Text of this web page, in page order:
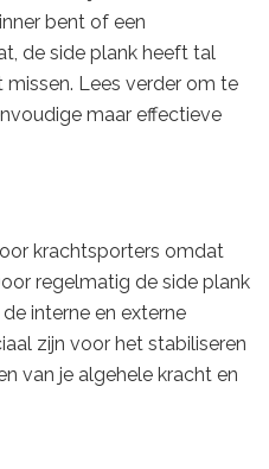
bent of een
de side plank heeft tal
Lees verder om te
maar effectieve
krachtsporters omdat
regelmatig de side plank
interne en externe
zijn voor het stabiliseren
van je algehele kracht en